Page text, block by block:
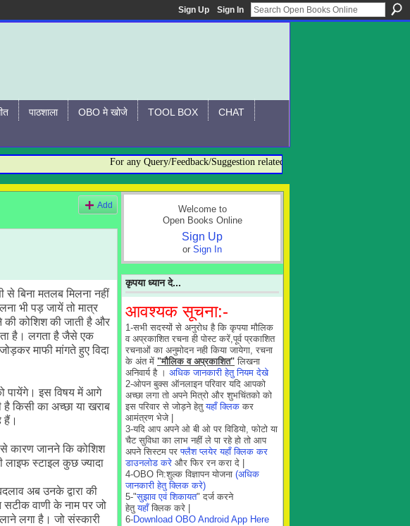
Sign Up Sign In
पाठशाला OBO मे खोजे TOOL BOX CHAT
For any Query/Feedback/Suggestion related to OBO, please contact:-
Add
बिना मतलब मिलना नहीं
भी पड़ जायें तो मात्र
की कोशिश की जाती है और
है। लगता है जैसे एक
माफी मांगते हुए विदा
इस विषय में आगे
किसी का अच्छा या खराब
हैं।
कारण जानने कि कोशिश
स्टाइल कुछ ज्यादा
अब उनके द्वारा की
सटीक वाणी के नाम पर जो
लगा है। जो संस्कारी
Welcome to
Open Books Online
Sign Up
or Sign In
कृपया ध्यान दे...
आवश्यक सूचना:-
1-सभी सदस्यों से अनुरोध है कि कृपया मौलिक
व अप्रकाशित रचना ही पोस्ट करें,पूर्व प्रकाशित
रचनाओं का अनुमोदन नही किया जायेगा, रचना
के अंत में "मौलिक व अप्रकाशित" लिखना
अनिवार्य है । अधिक जानकारी हेतु नियम देखे
2-ओपन बुक्स ऑनलाइन परिवार यदि आपको
अच्छा लगा तो अपने मित्रो और शुभचिंतको को
इस परिवार से जोड़ने हेतुयहाँ क्लिक कर
आमंत्रण भेजे |
3-यदि आप अपने ओ बी ओ पर विडियो, फोटो या
चैट सुविधा का लाभ नहीं ले पा रहे हो तो आप
अपने सिस्टम परफ्लैश प्लयेर यहाँ क्लिक कर
डाउनलोड करे और फिर रन करा दे |
4-OBO नि:शुल्क विज्ञापन योजना (अधिक
जानकारी हेतु क्लिक करे)
5-"सुझाव एवं शिकायत" दर्ज करने
हेतुयहाँक्लिक करे |
6-Download OBO Android App Here